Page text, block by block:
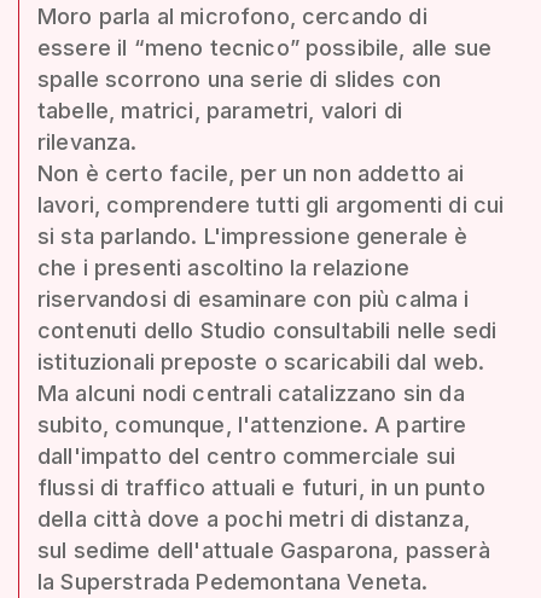
Moro parla al microfono, cercando di
essere il “meno tecnico” possibile, alle sue
spalle scorrono una serie di slides con
tabelle, matrici, parametri, valori di
rilevanza.
Non è certo facile, per un non addetto ai
lavori, comprendere tutti gli argomenti di cui
si sta parlando. L'impressione generale è
che i presenti ascoltino la relazione
riservandosi di esaminare con più calma i
contenuti dello Studio consultabili nelle sedi
istituzionali preposte o scaricabili dal web.
Ma alcuni nodi centrali catalizzano sin da
subito, comunque, l'attenzione. A partire
dall'impatto del centro commerciale sui
flussi di traffico attuali e futuri, in un punto
della città dove a pochi metri di distanza,
sul sedime dell'attuale Gasparona, passerà
la Superstrada Pedemontana Veneta.